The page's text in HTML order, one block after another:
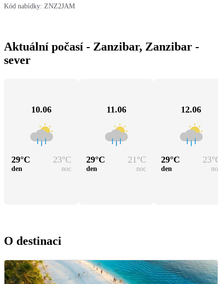
Kód nabídky: ZNZ2JAM
Aktuální počasí - Zanzibar, Zanzibar -
sever
10.06
29°C 23°C
den noc
11.06
29°C 21°C
den noc
12.06
29°C 23°C
den noc
O destinaci